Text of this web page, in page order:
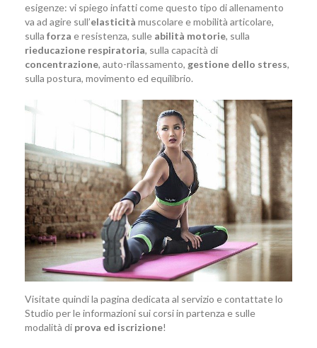
esigenze: vi spiego infatti come questo tipo di allenamento
va ad agire sull’elasticità muscolare e mobilità articolare,
sulla forza e resistenza, sulle abilità motorie, sulla
rieducazione respiratoria, sulla capacità di
concentrazione, auto-rilassamento, gestione dello stress,
sulla postura, movimento ed equilibrio.
Visitate quindi la pagina dedicata al servizio e contattate lo
Studio per le informazioni sui corsi in partenza e sulle
modalità di prova ed iscrizione!